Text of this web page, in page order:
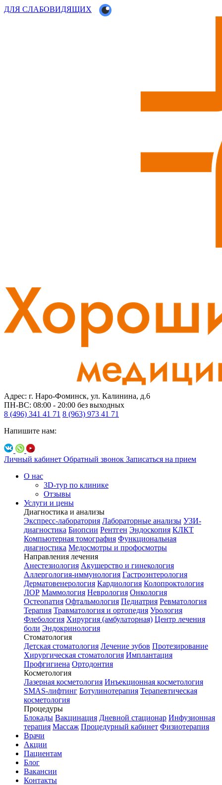
ДЛЯ СЛАБОВИДЯЩИХ
Адрес: г. Наро-Фоминск, ул. Калинина, д.6
ПН-ВС: 08:00 - 20:00 без выходных
8 (496) 341 41 71 8 (963) 973 41 71
Напишите нам:
Личный кабинет Обратный звонок Записаться на прием
О нас
3D-тур по клинике
Отзывы
Услуги и цены
Диагностика и анализы
Экспресс-лаборатория Лабораторные анализы УЗИ-
диагностика Биопсии Рентген Эндоскопия КЛКТ
Компьютерная томография Функциональная
диагностика Медосмотры и профосмотры
Направления лечения
Анестезиология Акушерство и гинекология
Аллергология-иммунология Гастроэнтерология
Дерматовенерология Кардиология Колопроктология
ЛОР Маммология Неврология Онкология
Остеопатия Офтальмология Педиатрия Ревматология
Терапия Травматология и ортопедия Урология
Флебология Хирургия (амбулаторная) Центр лечения
боли Эндокринология
Стоматология
Детская стоматология Лечение зубов Протезирование
Хирургическая стоматология Имплантация
Профгигиена Ортодонтия
Косметология
Лазерная косметология Инъекционная косметология
SMAS-лифтинг Ботулинотерапия Терапевтическая
косметология
Процедуры
Блокады Вакцинация Дневной стационар Инфузионная
терапия Массаж Процедурный кабинет Физиотерапия
Врачи
Акции
Пациентам
Блог
Вакансии
Контакты